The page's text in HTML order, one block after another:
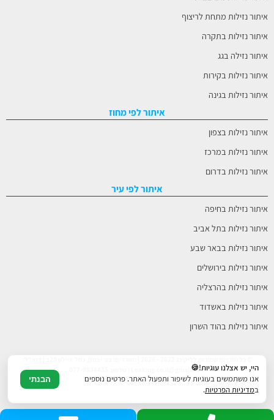
איתור נזילות מתחת לריצוף
איתור נזילות בתקרה
איתור נזילה בגג
איתור נזילות בקירות
איתור נזילות בגינה
איתור לפי מחוז
איתור נזילות בצפון
איתור נזילות במרכז
איתור נזילות בדרום
איתור לפי עיר
איתור נזילות בחיפה
איתור נזילות בתל אביב
איתור נזילות בבאר שבע
איתור נזילות בירושלים
איתור נזילות בהרצליה
איתור נזילות באשדוד
איתור נזילות בהוד השרון
Leaking.co.il@gmail.com | טלפון: 077-9934435היי, יש אצלנו עוגיות!🍪
אנו משתמשים בעוגיות לשיפור ותפעול האתר. פרטים נוספים
במדיניות הפרטיות.
הבנתי